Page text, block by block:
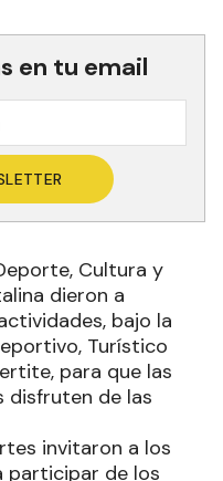
en tu email
Cultura y
dieron a
bajo la
Turístico
para que las
disfruten de las
invitaron a los
participar de los